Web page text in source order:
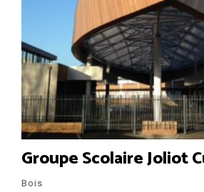
Groupe Scolaire Joliot
Bois